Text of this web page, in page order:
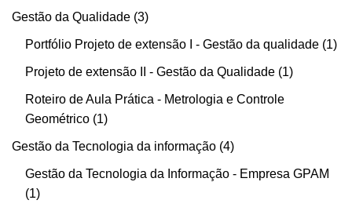
Gestão da Qualidade 3
Portfólio Projeto de extensão I - Gestão da qualidade 1
Projeto de extensão II - Gestão da Qualidade 1
Roteiro de Aula Prática - Metrologia e Controle
Geométrico 1
Gestão da Tecnologia da informação 4
Gestão da Tecnologia da Informação - Empresa GPAM
1